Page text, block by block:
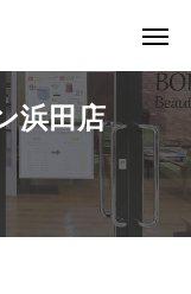
浜田店
STAFF LIST
COMPANY